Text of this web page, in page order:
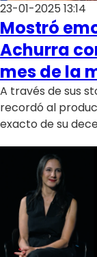
23-01-2025 13:14
Mostró
Achurra
mes de la
A través de sus
recordó al
exacto de su